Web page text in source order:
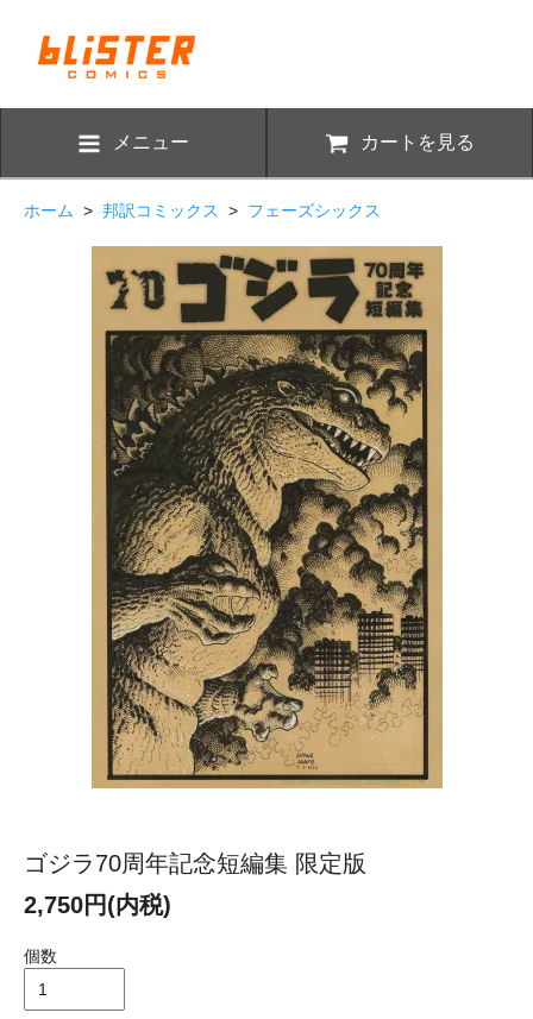
メニュー カートを見る
ホーム > 邦訳コミックス > フェーズシックス
ゴジラ70周年記念短編集 限定版
2,750円(内税)
個数